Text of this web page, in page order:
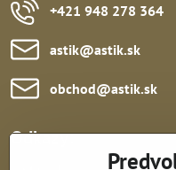
+421 948 278 364
astik​@astik​.sk
obchod​@astik​.sk
Odkazy: